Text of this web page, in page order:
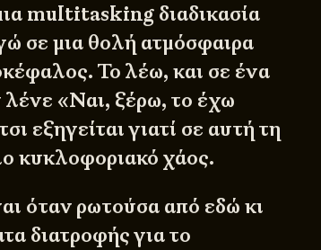
multitasking διαδικασία
σε μια θολή ατμόσφαιρα
Το λέω, και σε ένα
λένε «Ναι, ξέρω, το έχω
εξηγείται γιατί σε αυτή τη
κυκλοφοριακό χάος.
όταν ρωτούσα από εδώ κι
διατροφής για το